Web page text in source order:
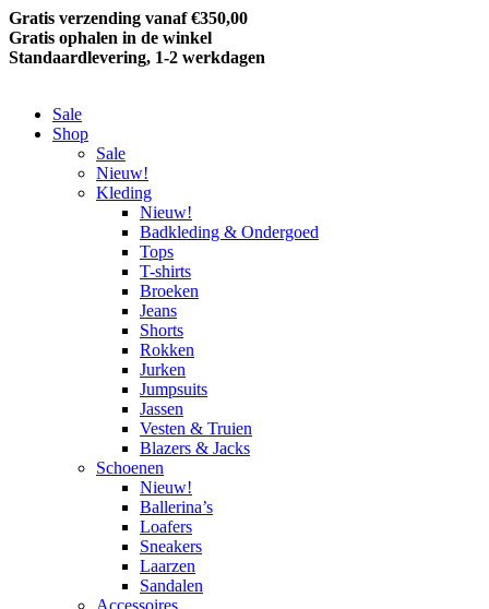
Gratis verzending vanaf €350,00
Gratis ophalen in de winkel
Standaardlevering, 1-2 werkdagen
Sale
Shop
Sale
Nieuw!
Kleding
Nieuw!
Badkleding & Ondergoed
Tops
T-shirts
Broeken
Jeans
Shorts
Rokken
Jurken
Jumpsuits
Jassen
Vesten & Truien
Blazers & Jacks
Schoenen
Nieuw!
Ballerina’s
Loafers
Sneakers
Laarzen
Sandalen
Accessoires